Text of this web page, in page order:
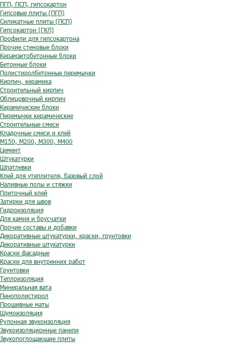
ПГП, ПСП, гипсокартон
Гипсовые плиты (ПГП)
Силикатные плиты (ПСП)
Гипсокартон (ГКЛ)
Профили для гипсокартона
Прочие стеновые блоки
Керамзитобетонные блоки
Бетонные блоки
Полистиролбетонные перемычки
Кирпич, керамика
Строительный кирпич
Облицовочный кирпич
Керамические блоки
Перемычки керамические
Строительные смеси
Кладочные смеси и клей
М150, М200, М300, М400
Цемент
Штукатурки
Шпатлевки
Клей для утеплителя, базовый слой
Наливные полы и стяжки
Плиточный клей
Затирки для швов
Гидроизоляция
Для камня и брусчатки
Прочие составы и добавки
Декоративные штукатурки, краски, грунтовки
Декоративные штукатурки
Краски фасадные
Краски для внутренних работ
Грунтовки
Теплоизоляция
Минеральная вата
Пенополистирол
Прошивные маты
Шумоизоляция
Рулонная звукоизоляция
Звукоизоляционные панели
Звукопоглощающие плиты